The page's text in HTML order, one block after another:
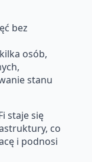
bez
osób,
stanu
staje się
co
i podnosi